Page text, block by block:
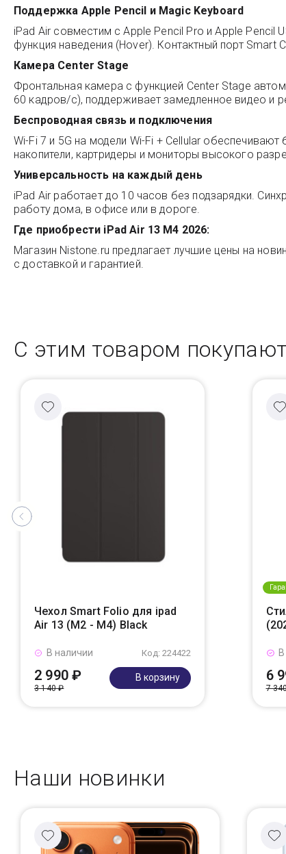
Поддержка Apple Pencil и Magic Keyboard
iPad Air совместим с Apple Pencil Pro и Apple Pencil
функция наведения (Hover). Контактный порт
Камера Center Stage
Фронтальная камера с функцией Center Stage
60 кадров/с), поддерживает замедленное видео и
Беспроводная связь и подключения
Wi-Fi 7 и 5G на модели Wi-Fi + Cellular
накопители, картридеры и мониторы высокого
Универсальность на каждый день
iPad Air работает до 10 часов без подзарядки.
работу дома, в офисе или в дороге.
Где приобрести iPad Air 13 M4 2026:
Магазин Nistone.ru предлагает лучшие цены на
с доставкой и гарантией.
С этим товаром покупают
Чехол Smart Folio для ipad
Air 13 (M2 - M4) Black
Код: 224422
В наличии
2 990 ₽
3 140 ₽
В корзину
В
6
7
Наши новинки